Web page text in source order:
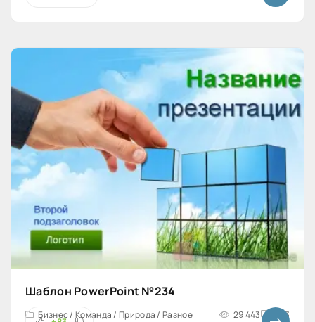
Шаблон PowerPoint №234
Бизнес / Команда / Природа / Разное 29 443 4x3